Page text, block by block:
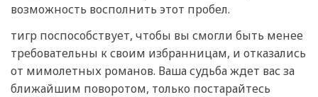
возможность восполнить этот пробел.
тигр поспособствует, чтобы вы смогли быть менее
требовательны к своим избранницам, и отказались
от мимолетных романов. Ваша судьба ждет вас за
ближайшим поворотом, только постарайтесь